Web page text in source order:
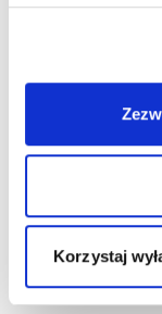
Korzystaj